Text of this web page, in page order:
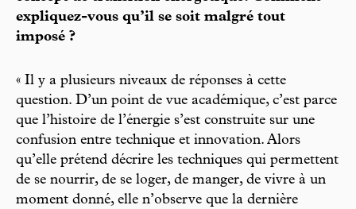
expliquez-vous qu’il se soit malgré tout
imposé ?
« Il y a plusieurs niveaux de réponses à cette
question. D’un point de vue académique, c’est parce
que l’histoire de l’énergie s’est construite sur une
confusion entre technique et innovation. Alors
qu’elle prétend décrire les techniques qui permettent
de se nourrir, de se loger, de manger, de vivre à un
moment donné, elle n’observe que la dernière